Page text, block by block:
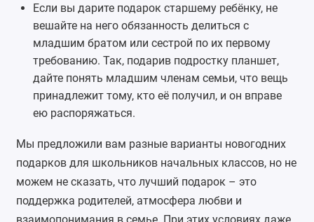
Если вы дарите подарок старшему ребёнку, не
вешайте на него обязанность делиться с
младшим братом или сестрой по их первому
требованию. Так, подарив подростку планшет,
дайте понять младшим членам семьи, что вещь
принадлежит тому, кто её получил, и он вправе
ею распоряжаться.
Мы предложили вам разные варианты новогодних
подарков для школьников начальных классов, но не
можем не сказать, что лучший подарок – это
поддержка родителей, атмосфера любви и